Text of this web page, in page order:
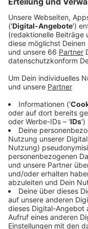
gegeben, weil
vorgesetzen
Unternehmen, die
flache Hierarchien
Ein Beispiel dafür
sipgatemit Sitz hier
bei Sipgate
sich und das
Anzeige